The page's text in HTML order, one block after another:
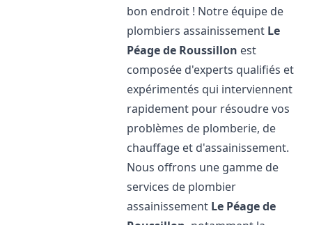
bon endroit ! Notre équipe de
plombiers assainissement Le
Péage de Roussillon est
composée d'experts qualifiés et
expérimentés qui interviennent
rapidement pour résoudre vos
problèmes de plomberie, de
chauffage et d'assainissement.
Nous offrons une gamme de
services de plombier
assainissement Le Péage de